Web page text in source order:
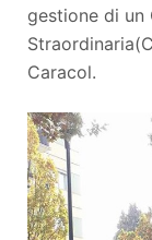
gestione di un
Straordinaria
Caracol.